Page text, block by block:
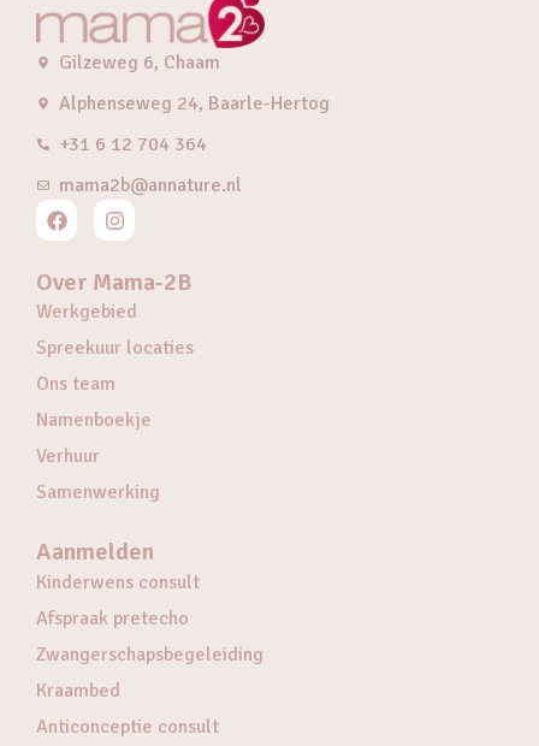
Gilzeweg 6, Chaam
Alphenseweg 24, Baarle-Hertog
+31 6 12 704 364
mama2b@annature.nl
Over Mama-2B
Werkgebied
Spreekuur locaties
Ons team
Namenboekje
Verhuur
Samenwerking
Aanmelden
Kinderwens consult
Afspraak pretecho
Zwangerschapsbegeleiding
Kraambed
Anticonceptie consult